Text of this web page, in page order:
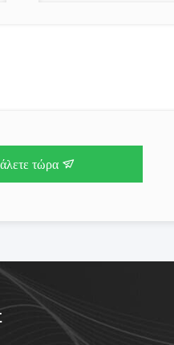
τώρα